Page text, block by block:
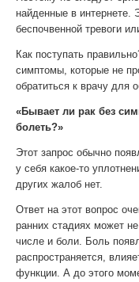
найденные в интернете.
беспочвенной тревоги
Как поступать
симптомы, которые не
обратиться к врачу для
«Бывает ли рак без
болеть?»
Этот запрос обычно
у себя какое-то
других жалоб нет.
Ответ на этот вопрос
ранних стадиях может
числе и боли. Боль
распространяется,
функции. А до этого